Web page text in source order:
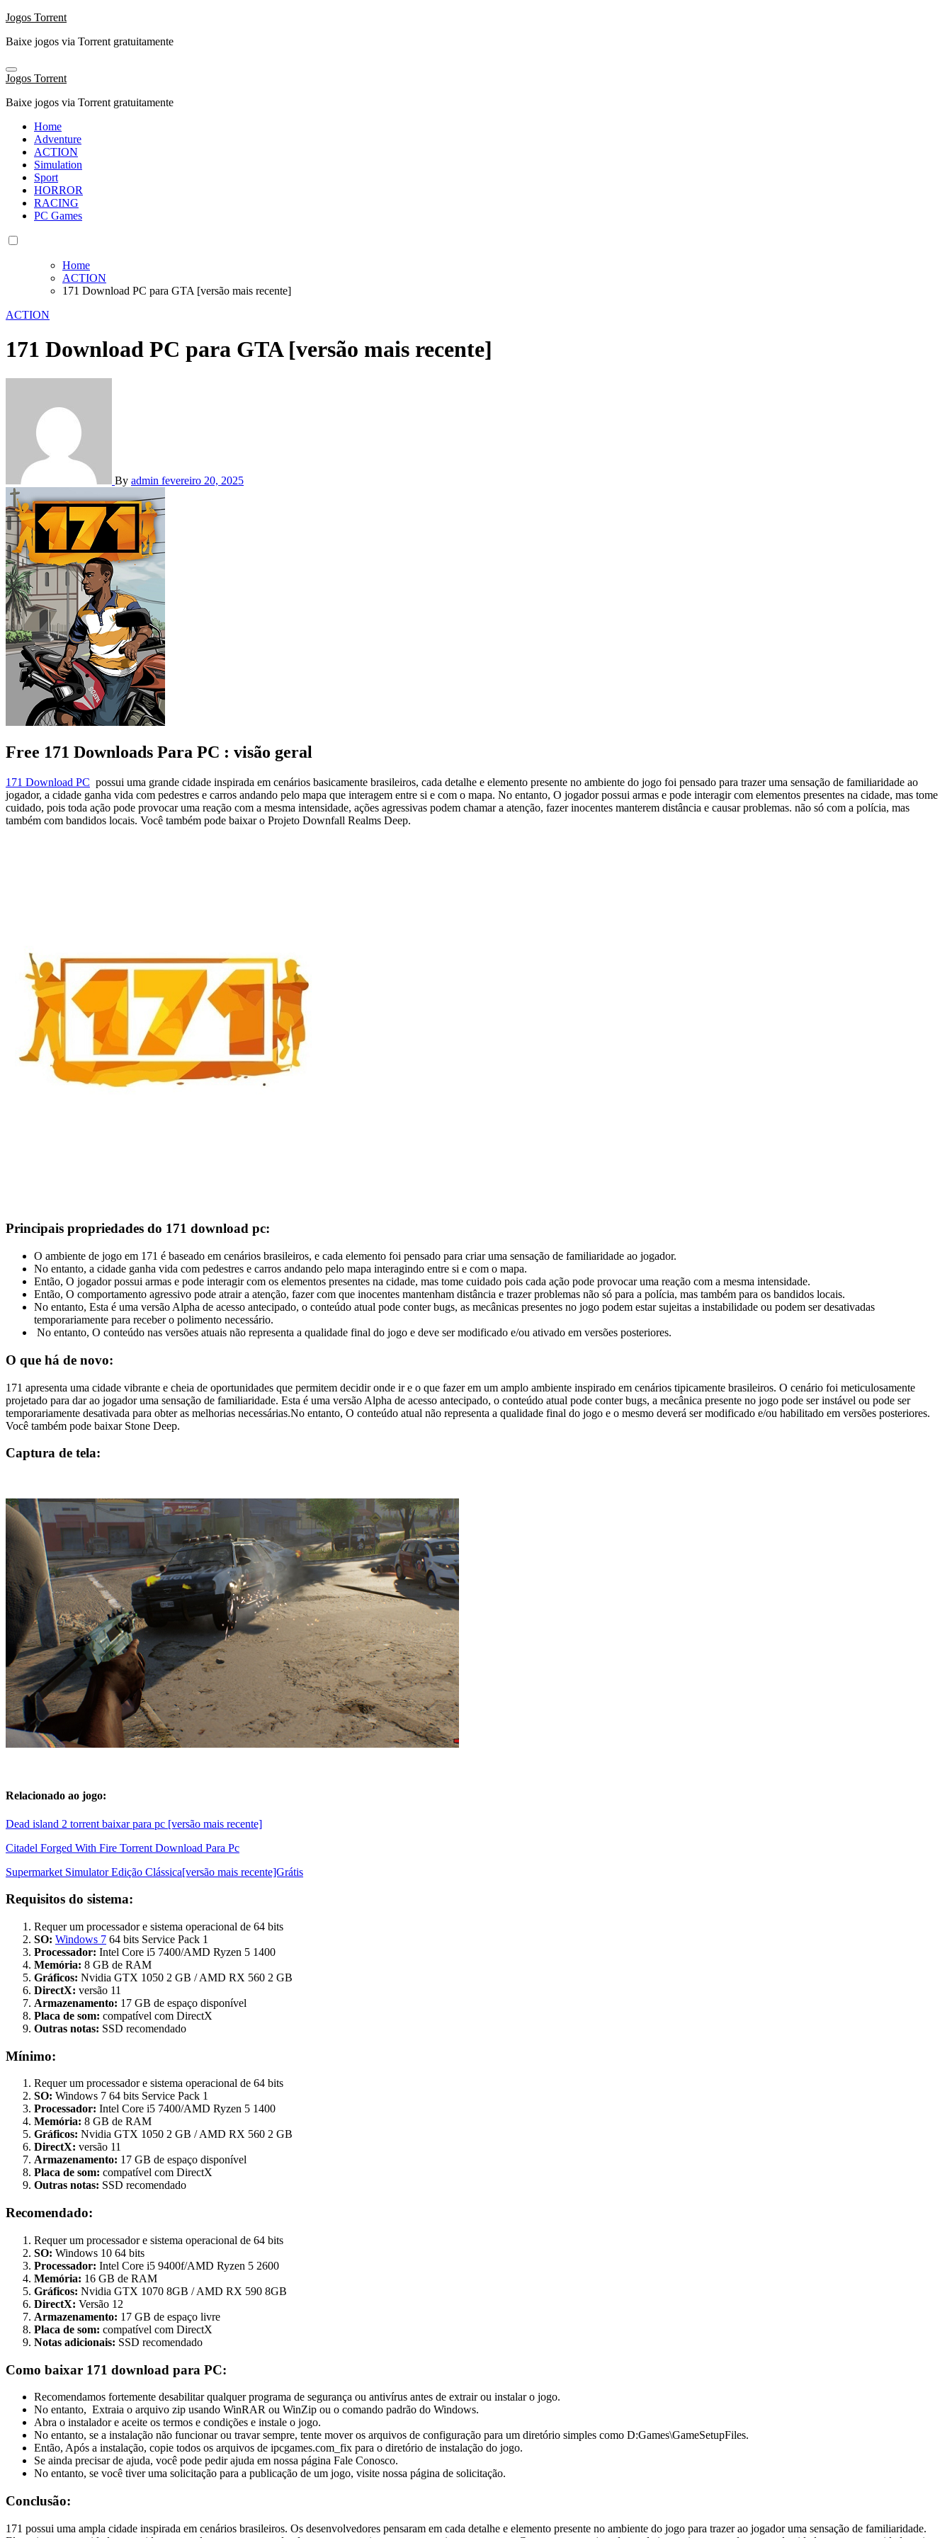
Skip
content
Jogos Torrent
Baixe jogos via Torrent gratuitamente
Jogos Torrent
Baixe jogos via Torrent gratuitamente
Home
Adventure
ACTION
Simulation
Sport
HORROR
RACING
PC Games
Home
ACTION
171 Download PC para GTA [versão mais recente]
ACTION
171 Download PC para GTA [versão mais recente]
By admin fevereiro 20, 2025
Free 171 Downloads Para PC : visão geral
171 Download PC possui uma grande cidade inspirada em cenários basicamente brasileiros, cada detalhe e elemento presente no ambiente do jogo foi pensado para trazer uma sensação de familiaridade ao
jogador, a cidade ganha vida com pedestres e carros andando pelo mapa que interagem entre si e com o mapa. No entanto, O jogador possui armas e pode interagir com elementos presentes na cidade, mas tome
cuidado, pois toda ação pode provocar uma reação com a mesma intensidade, ações agressivas podem chamar a atenção, fazer inocentes manterem distância e causar problemas. não só com a polícia, mas
também com bandidos locais. Você também pode baixar o Projeto Downfall Realms Deep.
Principais propriedades do 171 download pc:
O ambiente de jogo em 171 é baseado em cenários brasileiros, e cada elemento foi pensado para criar uma sensação de familiaridade ao jogador.
No entanto, a cidade ganha vida com pedestres e carros andando pelo mapa interagindo entre si e com o mapa.
Então, O jogador possui armas e pode interagir com os elementos presentes na cidade, mas tome cuidado pois cada ação pode provocar uma reação com a mesma intensidade.
Então, O comportamento agressivo pode atrair a atenção, fazer com que inocentes mantenham distância e trazer problemas não só para a polícia, mas também para os bandidos locais.
No entanto, Esta é uma versão Alpha de acesso antecipado, o conteúdo atual pode conter bugs, as mecânicas presentes no jogo podem estar sujeitas a instabilidade ou podem ser desativadas
temporariamente para receber o polimento necessário.
No entanto, O conteúdo nas versões atuais não representa a qualidade final do jogo e deve ser modificado e/ou ativado em versões posteriores.
O que há de novo:
171 apresenta uma cidade vibrante e cheia de oportunidades que permitem decidir onde ir e o que fazer em um amplo ambiente inspirado em cenários tipicamente brasileiros. O cenário foi meticulosamente
projetado para dar ao jogador uma sensação de familiaridade. Esta é uma versão Alpha de acesso antecipado, o conteúdo atual pode conter bugs, a mecânica presente no jogo pode ser instável ou pode ser
temporariamente desativada para obter as melhorias necessárias.No entanto, O conteúdo atual não representa a qualidade final do jogo e o mesmo deverá ser modificado e/ou habilitado em versões posteriores.
Você também pode baixar Stone Deep.
Captura de tela:
Relacionado ao jogo:
Dead island 2 torrent baixar para pc [versão mais recente]
Citadel Forged With Fire Torrent Download Para Pc
Supermarket Simulator Edição Clássica[versão mais recente]Grátis
Requisitos do sistema:
Requer um processador e sistema operacional de 64 bits
SO: Windows 7 64 bits Service Pack 1
Processador: Intel Core i5 7400/AMD Ryzen 5 1400
Memória: 8 GB de RAM
Gráficos: Nvidia GTX 1050 2 GB / AMD RX 560 2 GB
DirectX: versão 11
Armazenamento: 17 GB de espaço disponível
Placa de som: compatível com DirectX
Outras notas: SSD recomendado
Mínimo:
Requer um processador e sistema operacional de 64 bits
SO: Windows 7 64 bits Service Pack 1
Processador: Intel Core i5 7400/AMD Ryzen 5 1400
Memória: 8 GB de RAM
Gráficos: Nvidia GTX 1050 2 GB / AMD RX 560 2 GB
DirectX: versão 11
Armazenamento: 17 GB de espaço disponível
Placa de som: compatível com DirectX
Outras notas: SSD recomendado
Recomendado:
Requer um processador e sistema operacional de 64 bits
SO: Windows 10 64 bits
Processador: Intel Core i5 9400f/AMD Ryzen 5 2600
Memória: 16 GB de RAM
Gráficos: Nvidia GTX 1070 8GB / AMD RX 590 8GB
DirectX: Versão 12
Armazenamento: 17 GB de espaço livre
Placa de som: compatível com DirectX
Notas adicionais: SSD recomendado
Como baixar 171 download para PC:
Recomendamos fortemente desabilitar qualquer programa de segurança ou antivírus antes de extrair ou instalar o jogo.
No entanto, Extraia o arquivo zip usando WinRAR ou WinZip ou o comando padrão do Windows.
Abra o instalador e aceite os termos e condições e instale o jogo.
No entanto, se a instalação não funcionar ou travar sempre, tente mover os arquivos de configuração para um diretório simples como D:Games\GameSetupFiles.
Então, Após a instalação, copie todos os arquivos de ipcgames.com_fix para o diretório de instalação do jogo.
Se ainda precisar de ajuda, você pode pedir ajuda em nossa página Fale Conosco.
No entanto, se você tiver uma solicitação para a publicação de um jogo, visite nossa página de solicitação.
Conclusão:
171 possui uma ampla cidade inspirada em cenários brasileiros. Os desenvolvedores pensaram em cada detalhe e elemento presente no ambiente do jogo para trazer ao jogador uma sensação de familiaridade.